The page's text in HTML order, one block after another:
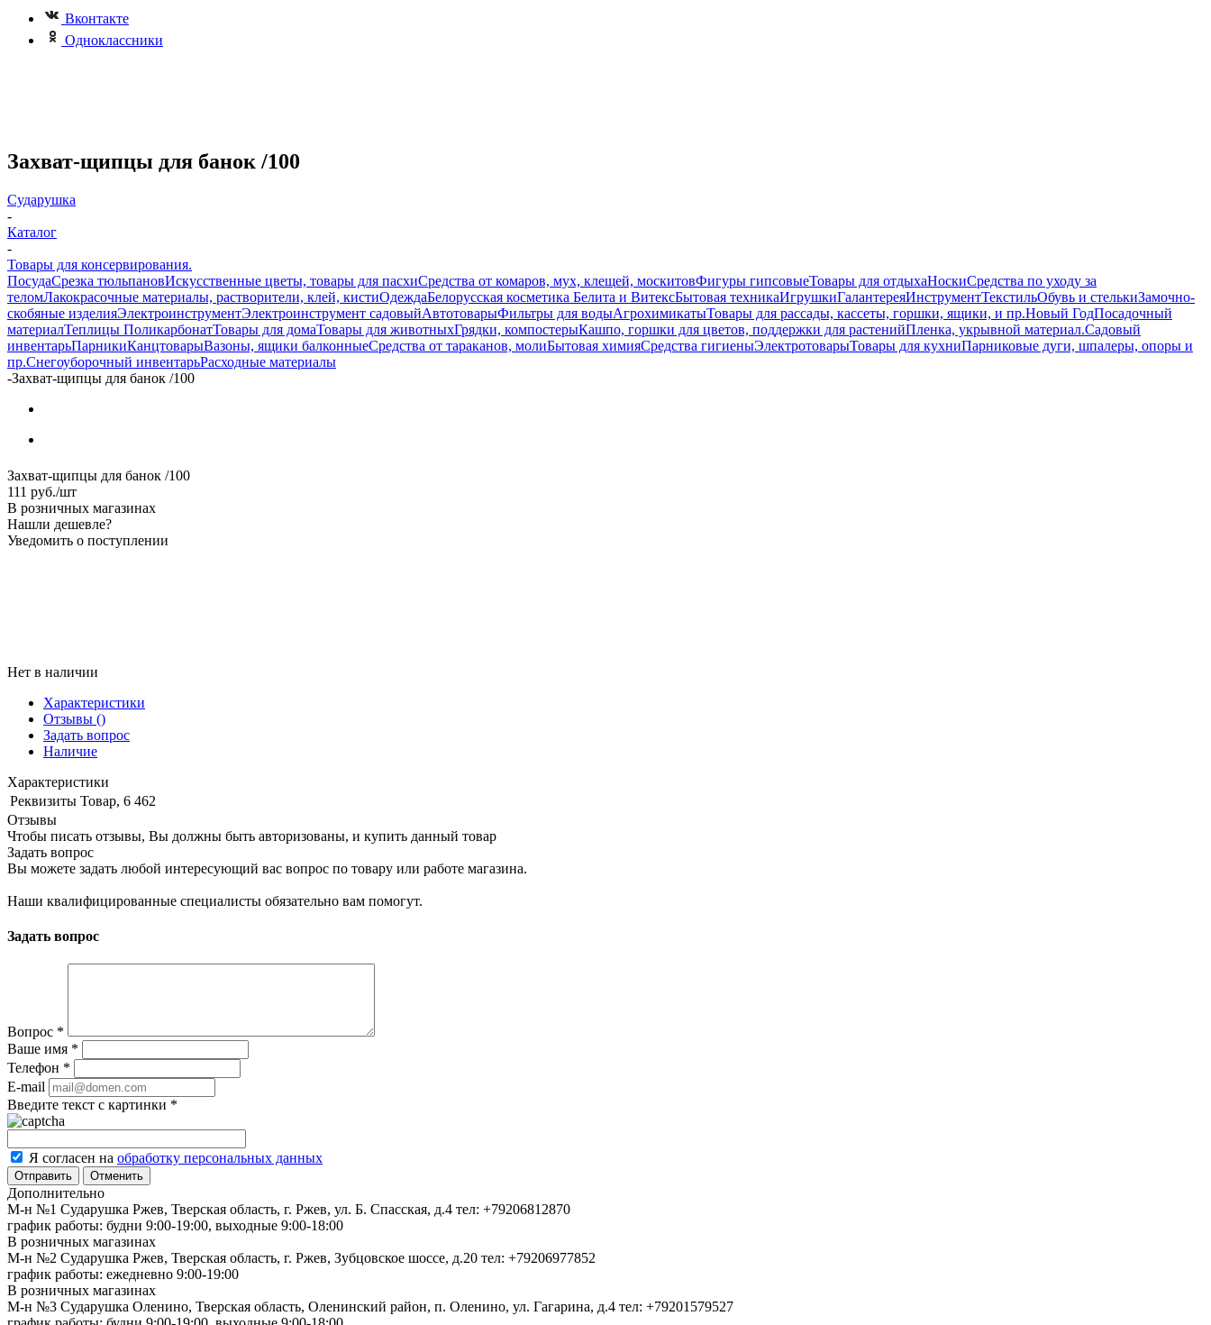
Вконтакте
Одноклассники
Захват-щипцы для банок /100
Сударушка
-
Каталог
-
Товары для консервирования.
ПосудаСрезка тюльпановИскусственные цветы, товары для пасхиСредства от комаров, мух, клещей, москитовФигуры гипсовыеТовары для отдыхаНоскиСредства по уходу за
теломЛакокрасочные материалы, растворители, клей, кистиОдеждаБелорусская косметика Белита и ВитексБытовая техникаИгрушкиГалантереяИнструментТекстильОбувь и стелькиЗамочно-
скобяные изделияЭлектроинструментЭлектроинструмент садовыйАвтотоварыФильтры для водыАгрохимикатыТовары для рассады, кассеты, горшки, ящики, и пр.Новый ГодПосадочный
материалТеплицы ПоликарбонатТовары для домаТовары для животныхГрядки, компостерыКашпо, горшки для цветов, поддержки для растенийПленка, укрывной материал.Садовый
инвентарьПарникиКанцтоварыВазоны, ящики балконныеСредства от тараканов, молиБытовая химияСредства гигиеныЭлектротоварыТовары для кухниПарниковые дуги, шпалеры, опоры и
пр.Снегоуборочный инвентарьРасходные материалы
-Захват-щипцы для банок /100
Захват-щипцы для банок /100
111 руб./шт
В розничных магазинах
Нашли дешевле?
Уведомить о поступлении
Нет в наличии
Характеристики
Отзывы ()
Задать вопрос
Наличие
Характеристики
Реквизиты Товар, 6 462
Отзывы
Чтобы писать отзывы, Вы должны быть авторизованы, и купить данный товар
Задать вопрос
Вы можете задать любой интересующий вас вопрос по товару или работе магазина.
Наши квалифицированные специалисты обязательно вам помогут.
Задать вопрос
Вопрос *
Ваше имя *
Телефон *
E-mail
Введите текст с картинки *
Я согласен на обработку персональных данных
Отменить
Дополнительно
М-н №1 Сударушка Ржев, Тверская область, г. Ржев, ул. Б. Спасская, д.4 тел: +79206812870
график работы: будни 9:00-19:00, выходные 9:00-18:00
В розничных магазинах
М-н №2 Cударушка Ржев, Тверская область, г. Ржев, Зубцовское шоссе, д.20 тел: +79206977852
график работы: ежедневно 9:00-19:00
В розничных магазинах
М-н №3 Сударушка Оленино, Тверская область, Оленинский район, п. Оленино, ул. Гагарина, д.4 тел: +79201579527